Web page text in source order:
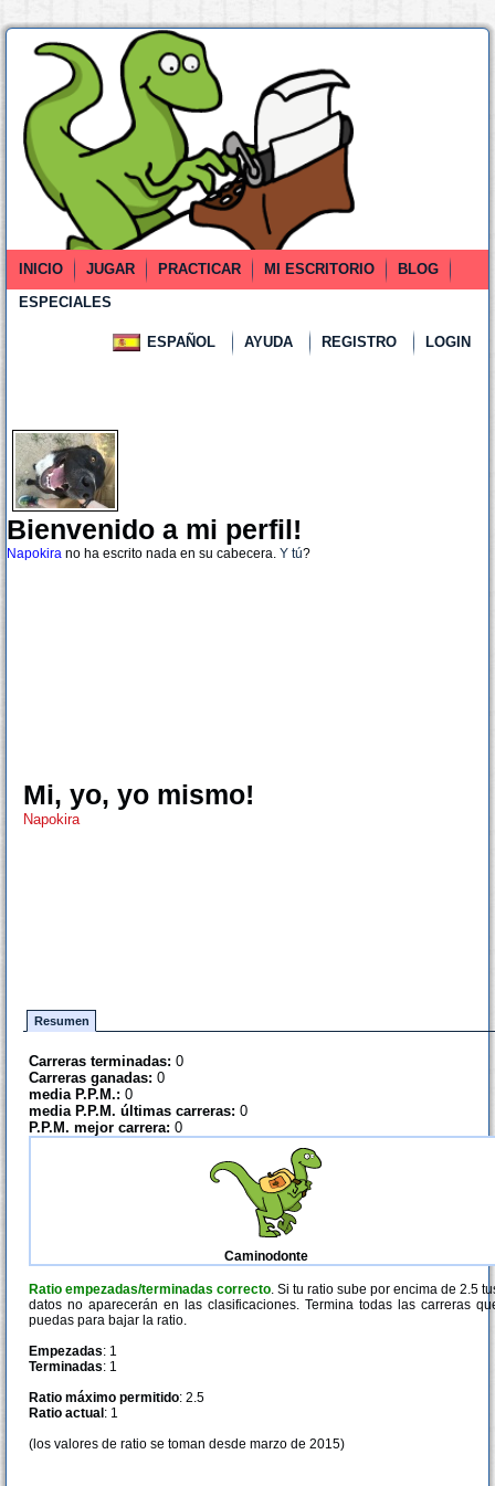
INICIO JUGAR PRACTICAR MI ESCRITORIO
BLOG
ESPECIALES
ESPAÑOL AYUDA REGISTRO LOGIN
Bienvenido a mi perfil!
Napokira no ha escrito nada en su cabecera. Y tú?
Mi, yo, yo mismo!
Napokira
Resumen
Carreras terminadas: 0
Carreras ganadas: 0
media P.P.M.: 0
media P.P.M. últimas carreras: 0
P.P.M. mejor carrera: 0
Caminodonte
Ratio empezadas/terminadas correcto. Si tu ratio sube por encima de 2.5
datos no aparecerán en las clasificaciones. Termina todas las carreras
puedas para bajar la ratio.
Empezadas: 1
Terminadas: 1
Ratio máximo permitido: 2.5
Ratio actual : 1
(los valores de ratio se toman desde marzo de 2015)